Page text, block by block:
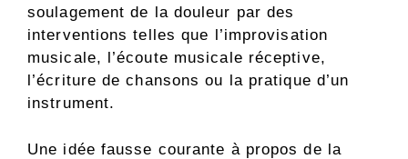
soulagement de la douleur par des
interventions telles que l’improvisation
musicale, l’écoute musicale réceptive,
l’écriture de chansons ou la pratique d’un
instrument.
Une idée fausse courante à propos de la